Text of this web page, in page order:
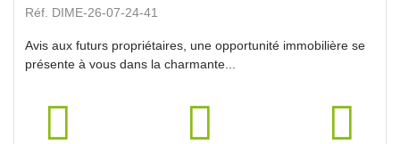
Réf. DIME-26-07-24-41
Avis aux futurs propriétaires, une opportunité immobilière se
présente à vous dans la charmante...